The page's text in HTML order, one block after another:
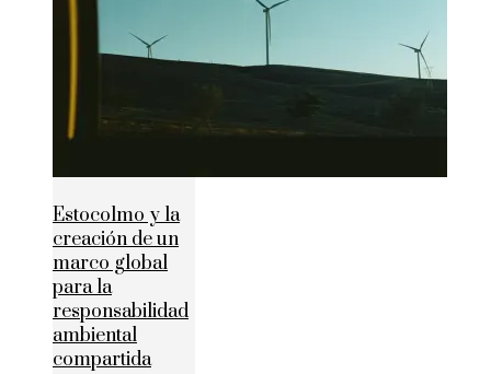
Estocolmo y la
creación de un
marco global
para la
responsabilidad
ambiental
compartida